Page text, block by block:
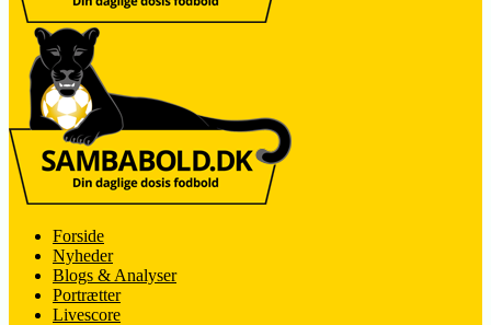
Forside
Nyheder
Blogs & Analyser
Portrætter
Livescore